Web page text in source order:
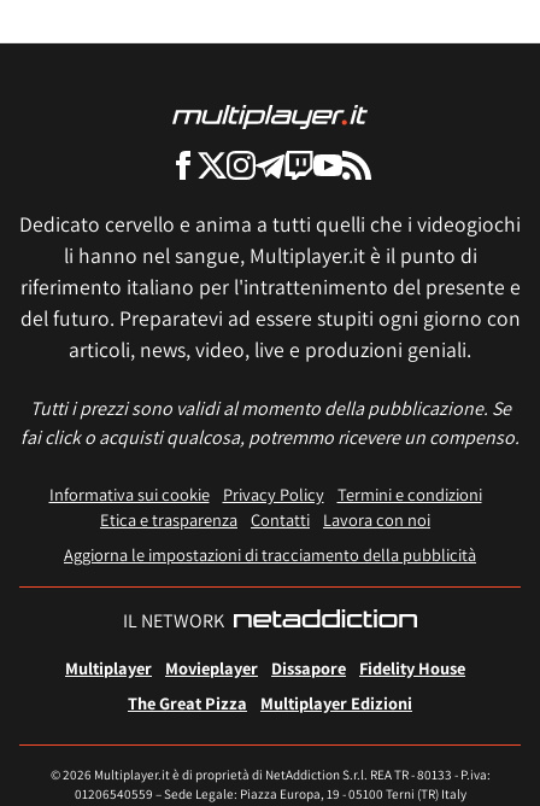
Dedicato cervello e anima a tutti quelli che i videogiochi
li hanno nel sangue, Multiplayer.it è il punto di
riferimento italiano per l'intrattenimento del presente e
del futuro. Preparatevi ad essere stupiti ogni giorno con
articoli, news, video, live e produzioni geniali.
Tutti i prezzi sono validi al momento della pubblicazione. Se
fai click o acquisti qualcosa, potremmo ricevere un compenso.
Informativa sui cookie Privacy Policy
Termini e condizioni
Etica e trasparenza Contatti
Lavora con noi
Aggiorna le impostazioni di tracciamento della pubblicità
IL NETWORK
Multiplayer Movieplayer Dissapore
Fidelity House
The Great Pizza
Multiplayer Edizioni
© 2026 Multiplayer.it è di proprietà di NetAddiction S.r.l. REA TR - 80133 - P.iva:
01206540559 – Sede Legale: Piazza Europa, 19 - 05100 Terni (TR) Italy